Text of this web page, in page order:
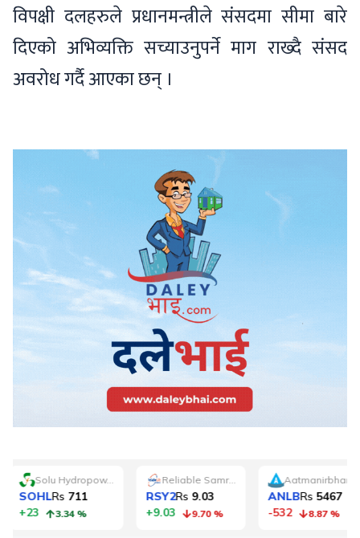
विपक्षी दलहरुले प्रधानमन्त्रीले संसदमा सीमा बारे
दिएको अभिव्यक्ति सच्याउनुपर्ने माग राख्दै संसद
अवरोध गर्दै आएका छन् ।